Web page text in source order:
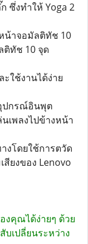
ซึ่งทำให้ Yoga 2
น้าจอมัลติทัช 10
ติทัช 10 จุด
ใช้งานได้ง่าย
ปกรณ์อินพุต
เพลงไปข้างหน้า
งโดยใช้การตวัด
ยงของ Lenovo
งคุณได้ง่ายๆ ด้วย
เปลี่ยนระหว่าง